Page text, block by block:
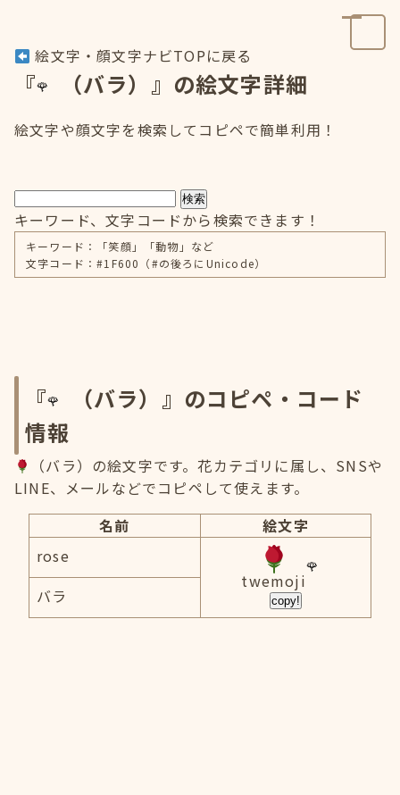
絵文字・顔文字ナビTOPに戻る
『 （バラ）』の絵文字詳細
絵文字や顔文字を検索してコピペで簡単利用！
検索
キーワード、文字コードから検索できます！
キーワード：「笑顔」「動物」など
文字コード：#1F600（#の後ろにUnicode）
『
（バラ）』のコピペ・コード
情報
（バラ）の絵文字です。花カテゴリに属し、SNSや
LINE、メールなどでコピペして使えます。
名前
絵文字
rose
twemoji
copy!
バラ